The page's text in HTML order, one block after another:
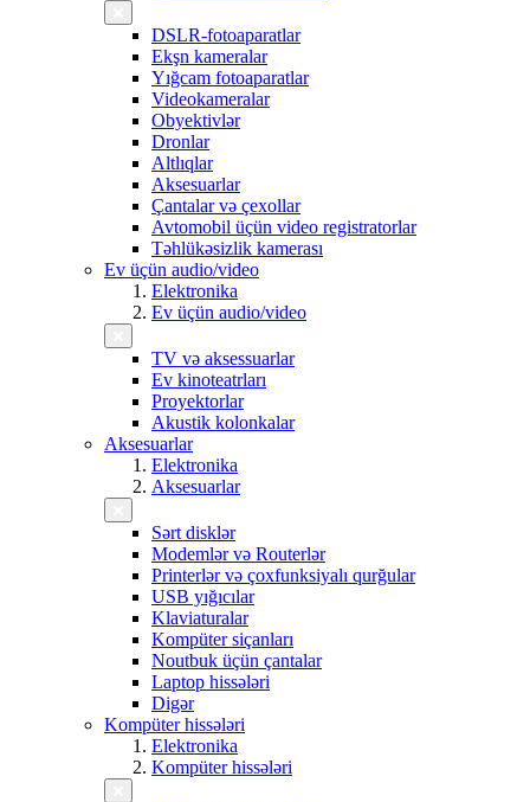
DSLR-fotoaparatlar
Ekşn kameralar
Yığcam fotoaparatlar
Videokameralar
Obyektivlər
Dronlar
Altlıqlar
Aksesuarlar
Çantalar və çexollar
Avtomobil üçün video registratorlar
Təhlükəsizlik kamerası
Ev üçün audio/video
Elektronika
Ev üçün audio/video
TV və aksessuarlar
Ev kinoteatrları
Proyektorlar
Akustik kolonkalar
Aksesuarlar
Elektronika
Aksesuarlar
Sərt disklər
Modemlər və Routerlər
Printerlər və çoxfunksiyalı qurğular
USB yığıcılar
Klaviaturalar
Kompüter siçanları
Noutbuk üçün çantalar
Laptop hissələri
Digər
Kompüter hissələri
Elektronika
Kompüter hissələri